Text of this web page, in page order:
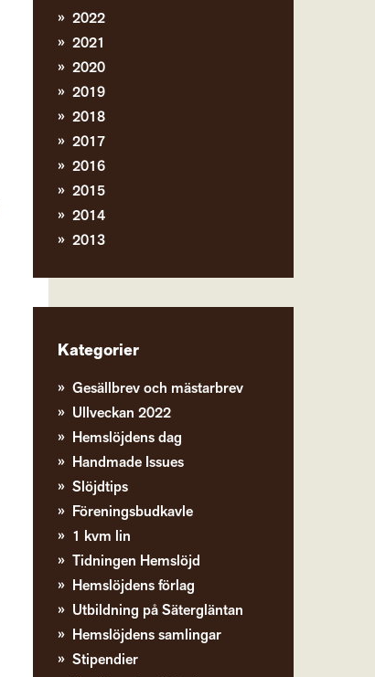
2022
2021
2020
2019
2018
2017
2016
2015
2014
2013
Kategorier
Gesällbrev och mästarbrev
Ullveckan 2022
Hemslöjdens dag
Handmade Issues
Slöjdtips
Föreningsbudkavle
1 kvm lin
Tidningen Hemslöjd
Hemslöjdens förlag
Utbildning på Sätergläntan
Hemslöjdens samlingar
Stipendier